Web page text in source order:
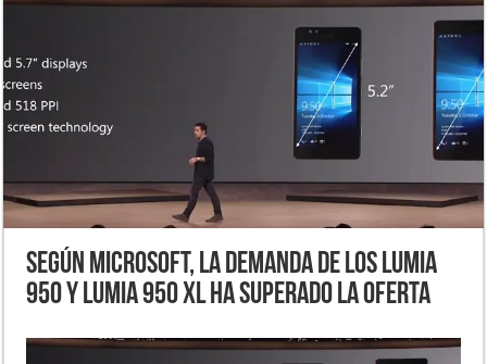
Según Microsoft, la demanda de los Lumia
950 y Lumia 950 XL ha superado la oferta